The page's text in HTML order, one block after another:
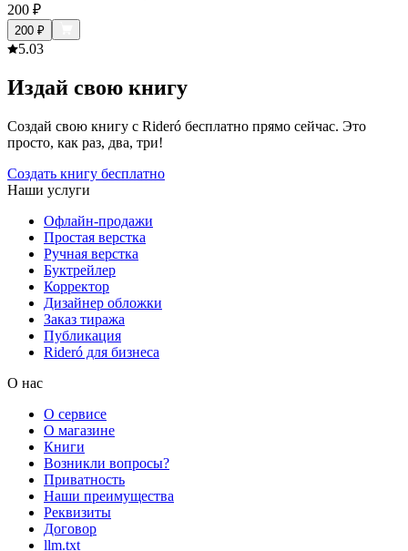
200 ₽
200 ₽
5.03
Издай свою книгу
Создай свою книгу с Rideró бесплатно прямо сейчас. Это
просто, как раз, два, три!
Создать книгу бесплатно
Наши услуги
Офлайн-продажи
Простая верстка
Ручная верстка
Буктрейлер
Корректор
Дизайнер обложки
Заказ тиража
Публикация
Rideró для бизнеса
О нас
О сервисе
О магазине
Книги
Возникли вопросы?
Приватность
Наши преимущества
Реквизиты
Договор
llm.txt